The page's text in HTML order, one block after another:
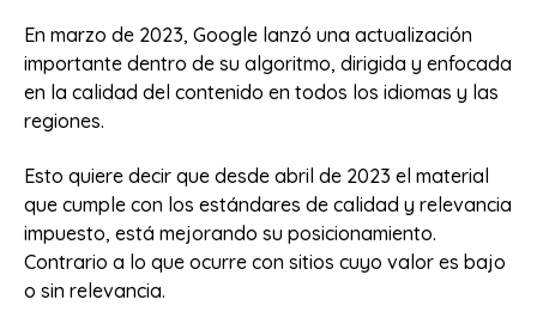
En marzo de 2023, Google lanzó una actualización
importante dentro de su algoritmo, dirigida y enfocada
en la calidad del contenido en todos los idiomas y las
regiones.
Esto quiere decir que desde abril de 2023 el material
que cumple con los estándares de calidad y relevancia
impuesto, está mejorando su posicionamiento.
Contrario a lo que ocurre con sitios cuyo valor es bajo
o sin relevancia.